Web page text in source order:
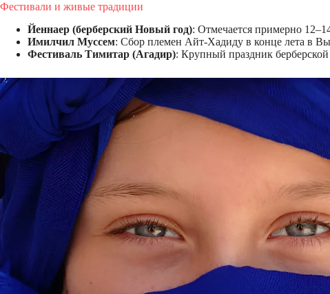
Фестивали и живые традиции
Йеннаер (берберский Новый год): Отмечается примерно
Имилчил Муссем: Сбор племен Айт-Хадиду в конце лета в
Фестиваль Тимитар (Агадир): Крупный праздник